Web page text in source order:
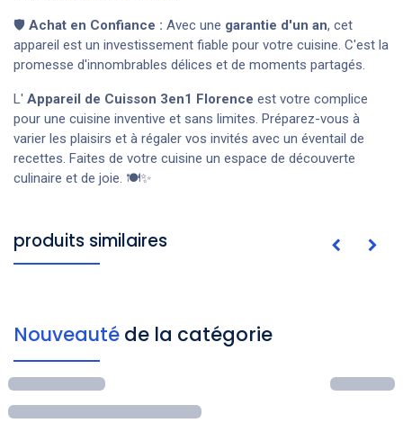
🛡️ Achat en Confiance : Avec une garantie d'un an, cet
appareil est un investissement fiable pour votre cuisine. C'est la
promesse d'innombrables délices et de moments partagés.
L' Appareil de Cuisson 3en1 Florence est votre complice
pour une cuisine inventive et sans limites. Préparez-vous à
varier les plaisirs et à régaler vos invités avec un éventail de
recettes. Faites de votre cuisine un espace de découverte
culinaire et de joie. 🍽️✨
produits similaires
Nouveauté de la catégorie